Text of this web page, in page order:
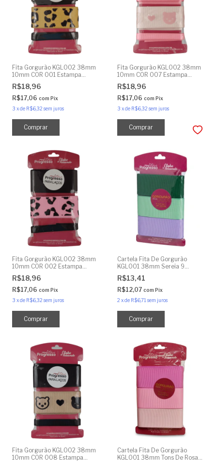
Fita Gorgurão KGL002 38mm
10mm COR 001 Estampa
Veludo Animal Print 9 Metros
R$18,96
R$17,06 com Pix
3 xde R$6,32 sem juros
Fita Gorgurão KGL002 38mm
10mm COR 007 Estampa
Veludo Ursinho 9 Metros
R$18,96
R$17,06 com Pix
3 xde R$6,32 sem juros
Fita Gorgurão KGL002 38mm
10mm COR 002 Estampa
Veludo Animal Print 9 Metros
R$18,96
R$17,06 com Pix
3 xde R$6,32 sem juros
Cartela Fita De Gorgurão
KGL001 38mm Sereia 9
Metros
R$13,41
R$12,07 com Pix
2 xde R$6,71 sem juros
Fita Gorgurão KGL002 38mm
10mm COR 008 Estampa
Cartela Fita De Gorgurão
KGL001 38mm Tons De Rosas |